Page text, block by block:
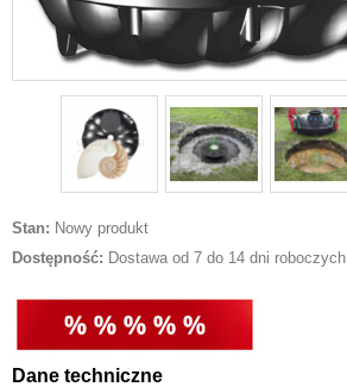
Stan: Nowy produkt
Dostępność: Dostawa od 7 do 14 dni roboczych
Dane techniczne